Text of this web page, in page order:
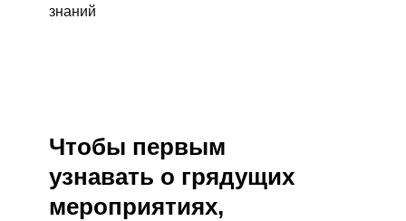
знаний
Чтобы первым
узнавать о грядущих
мероприятиях,